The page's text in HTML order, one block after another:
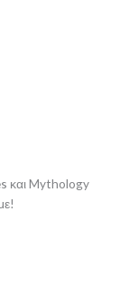
και Mythology